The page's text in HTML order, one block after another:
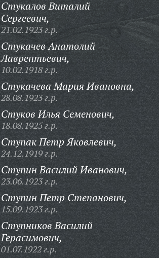
Стукалов Виталий
Сергеевич,
21.02.1923 г.р.
Стукачев Анатолий
Лаврентьевич,
10.02.1918 г.р.
Стукачева Мария Ивановна,
28.08.1923 г.р.
Стуков Илья Семенович,
18.08.1925 г.р.
Ступак Петр Яковлевич,
24.12.1919 г.р.
Ступин Василий Иванович,
23.06.1923 г.р.
Ступин Петр Степанович,
15.09.1923 г.р.
Ступников Василий
Герасимович,
01.07.1922 г.р.